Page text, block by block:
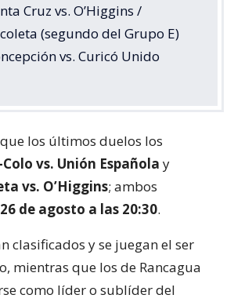
Cruz vs. O’Higgins /
(segundo del Grupo E)
vs. Curicó Unido
los últimos duelos los
vs. Unión Española y
vs. O’Higgins; ambos
de agosto a las 20:30.
clasificados y se juegan el ser
mientras que los de Rancagua
como líder o sublíder del